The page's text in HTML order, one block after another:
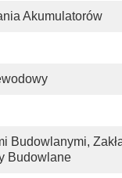
Akumulatorów
Budowlanymi,
Budowlane